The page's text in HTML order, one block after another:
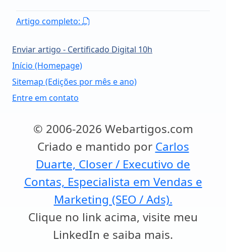
Artigo completo:
Enviar artigo - Certificado Digital 10h
Início (Homepage)
Sitemap (Edições por mês e ano)
Entre em contato
© 2006-2026 Webartigos.com
Criado e mantido por Carlos
Duarte, Closer / Executivo de
Contas, Especialista em Vendas e
Marketing (SEO / Ads).
Clique no link acima, visite meu
LinkedIn e saiba mais.